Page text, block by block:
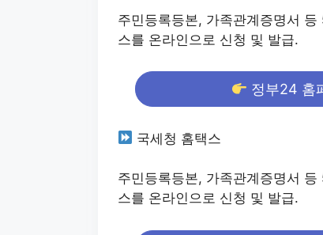
주민등록등본, 가족관계증명서
스를 온라인으로 신청 및 발급.
정부24 홈
국세청 홈택스
주민등록등본, 가족관계증명서
스를 온라인으로 신청 및 발급.